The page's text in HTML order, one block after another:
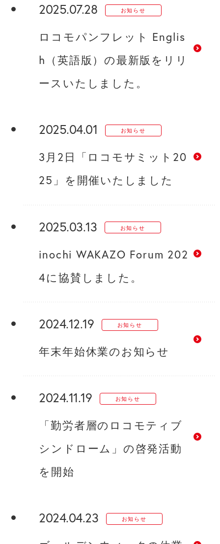
2025.07.28 お知らせ
ロコモパンフレット Englis
h（英語版）の最新版をリリ
ースいたしました。
2025.04.01 お知らせ
3月2日「ロコモサミット20
25」を開催いたしました
2025.03.13 お知らせ
inochi WAKAZO Forum 202
4に協賛しました。
2024.12.19 お知らせ
年末年始休業のお知らせ
2024.11.19 お知らせ
「勤労者層のロコモティブ
シンドローム」の啓発活動
を開始
2024.04.23 お知らせ